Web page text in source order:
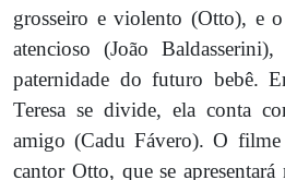
grosseiro e violento (Otto), e
atencioso (João
paternidade do futuro bebê.
Teresa se divide, ela conta
amigo (Cadu Fávero). O
cantor Otto, que se